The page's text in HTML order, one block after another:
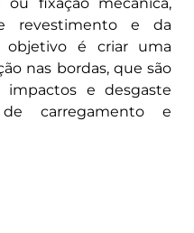
revestimento e da
objetivo é criar uma
nas bordas, que são
impactos e desgaste
carregamento e